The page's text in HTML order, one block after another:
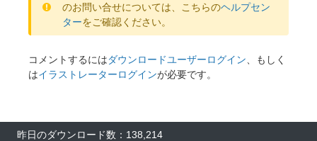
のお問い合せについては、こちらのヘルプセン
ターをご確認ください。
コメントするにはダウンロードユーザーログイン 、もしく
はイラストレーターログインが必要です。
昨日のダウンロード数：138,214